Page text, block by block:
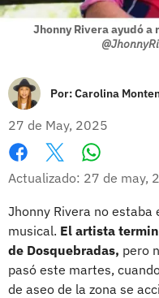
Jhonny Rivera ayudó a
Por:Carolina
27 de May, 2025
Facebook
X
Actualizado: 27 de may,
Jhonny Rivera no
musical. El artista
de Dosquebradas, pero
pasó este martes,
de aseo de la zona se